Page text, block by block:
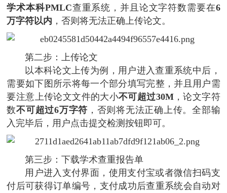
学术本科PMLC查重系统，并且论文字符数需要在6
万字符以内 ，否则将无法正确上传论文。
第二步：上传论文
以本科论文上传为例，用户进入查重系统中后，
需要如下图所示将每一个部分填写完整，并且用户需
要注意上传论文文件的大小不可超过30M，论文字符
数不可超过6万字符 ，否则将无法正确上传。全部输
入完毕后，用户点击提交检测按钮即可。
第三步：下载学术查重报告单
用户进入支付界面，使用支付宝或者微信扫码支
付后可获得订单编号，支付成功后查重系统会自动对